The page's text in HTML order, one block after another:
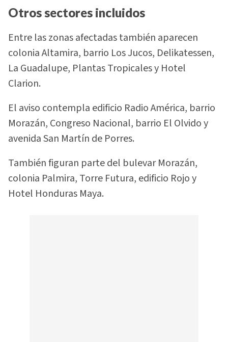
Otros sectores incluidos
Entre las zonas afectadas también aparecen
colonia Altamira, barrio Los Jucos, Delikatessen,
La Guadalupe, Plantas Tropicales y Hotel
Clarion.
El aviso contempla edificio Radio América, barrio
Morazán, Congreso Nacional, barrio El Olvido y
avenida San Martín de Porres.
También figuran parte del bulevar Morazán,
colonia Palmira, Torre Futura, edificio Rojo y
Hotel Honduras Maya.